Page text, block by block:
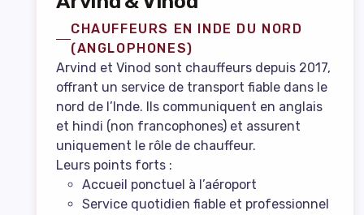
CHAUFFEURS EN INDE DU NORD
(ANGLOPHONES)
Arvind et Vinod sont chauffeurs depuis 2017,
offrant un service de transport fiable dans le
nord de l’Inde. Ils communiquent en anglais
et hindi (non francophones) et assurent
uniquement le rôle de chauffeur.
Leurs points forts :
Accueil ponctuel à l’aéroport
Service quotidien fiable et professionnel